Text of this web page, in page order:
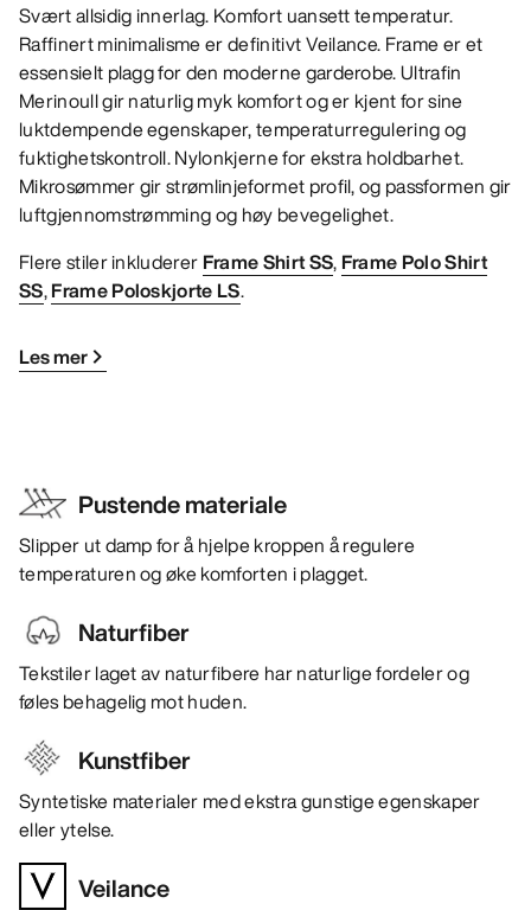
Svært allsidig innerlag. Komfort uansett temperatur.
Raffinert minimalisme er definitivt Veilance. Frame er et
essensielt plagg for den moderne garderobe. Ultrafin
Merinoull gir naturlig myk komfort og er kjent for sine
luktdempende egenskaper, temperaturregulering og
fuktighetskontroll. Nylonkjerne for ekstra holdbarhet.
Mikrosømmer gir strømlinjeformet profil, og passformen gir
luftgjennomstrømming og høy bevegelighet.
Flere stiler inkluderer Frame Shirt SS, Frame Polo Shirt
SS,Frame Poloskjorte LS.
Les mer
Pustende materiale
Slipper ut damp for å hjelpe kroppen å regulere
temperaturen og øke komforten i plagget.
Naturfiber
Tekstiler laget av naturfibere har naturlige fordeler og
føles behagelig mot huden.
Kunstfiber
Syntetiske materialer med ekstra gunstige egenskaper
eller ytelse.
Veilance